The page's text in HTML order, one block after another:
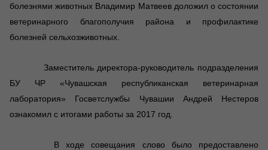
болезнями животных Владимир Матвеев доложил о состоянии
ветеринарного благополучия района и профилактике
болезней сельхозживотных.
Заместитель директора-руководитель подразделения
БУ ЧР «Чувашская республиканская ветеринарная
лаборатория» Госветслужбы Чувашии Андрей Нестеров
ознакомил с итогами работы за 2017 год.
В ходе совещания слово было предоставлено